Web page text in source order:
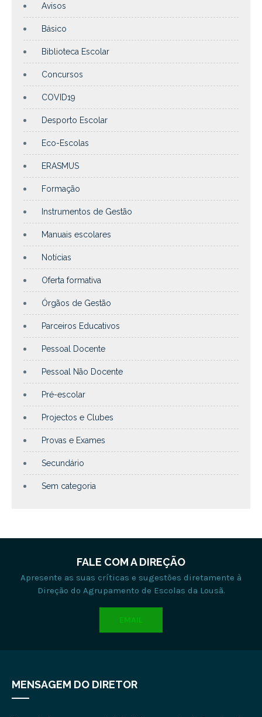
Avisos
Básico
Biblioteca Escolar
Concursos
COVID19
Desporto Escolar
Eco-Escolas
ERASMUS
Formação
Instrumentos de Gestão
Manuais escolares
Notícias
Oferta formativa
Órgãos de Gestão
Parceiros Educativos
Pessoal Docente
Pessoal Não Docente
Pré-escolar
Projectos e Clubes
Provas e Exames
Secundário
Sem categoria
FALE COM A DIREÇÃO
Apresente as suas críticas e sugestões diretamente à
Direção do Agrupamento de Escolas da Lousã.
EMAIL
MENSAGEM DO DIRETOR